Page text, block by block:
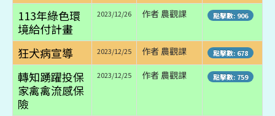
113年綠色環
境給付計畫
2023/12/26 作者 農觀課 點擊數: 906
狂犬病宣導 2023/12/25 作者 農觀課 點擊數: 678
轉知踴躍投保
家禽禽流感保
險
2023/12/25 作者 農觀課 點擊數: 759